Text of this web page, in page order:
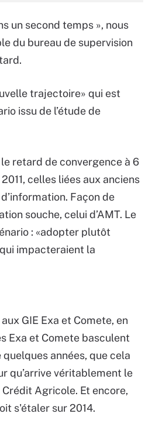
un second temps », nous
du bureau de supervision
trajectoire» qui est
issu de l’étude de
retard de convergence à 6
celles liées aux anciens
Façon de
souche, celui d’AMT. Le
: «adopter plutôt
impacteraient la
GIE Exa et Comete, en
Exa et Comete basculent
années, que cela
qu’arrive véritablement le
Agricole. Et encore,
s'étaler sur 2014.